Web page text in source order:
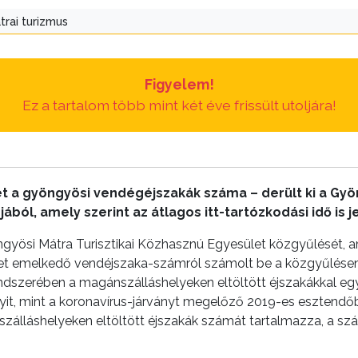
turizmus
Figyelem!
Ez a tartalom több mint két éve frissült utoljára!
gyöngyösi vendégéjszakák száma – derült ki a
amely szerint az átlagos itt-tartózkodási idő is
Mátra Turisztikai Közhasznú Egyesület közgyűlését,
emelkedő vendéjszaka-számról számolt be a
a magánszálláshelyeken eltöltött éjszakákkal
mint a koronavírus-járványt megelőző 2019-es
eltöltött éjszakák számát tartalmazza, a